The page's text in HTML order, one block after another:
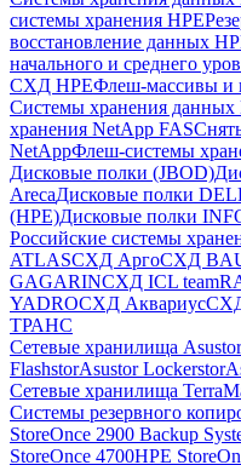
системы хранения HPE
восстановление данных
начального и среднего
СХД HPEФлеш-массивы и
Cистемы хранения данных
хранения NetApp FAS
NetAppФлеш-системы
Дисковые полки (JBOD)
ArecaДисковые полки
(HPE)Дисковые полки
Российские системы
ATLASСХД AргоСХД
GAGARINСХД ICL
YADROСХД Аквариус
ТРАНС
Сетевые хранилища Asustor
FlashstorAsustor Lockerstor
Сетевые хранилища
Системы резервного
StoreOnce 2900 Backup
StoreOnce 4700HPE